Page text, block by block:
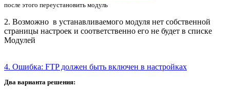
после этого переустановить модуль
2. Возможно в устанавливаемого модуля нет собственной
страницы настроек и соответственно его не будет в списке
Модулей
4. Ошибка: FTP должен быть включен в настройках
Два варианта решения: